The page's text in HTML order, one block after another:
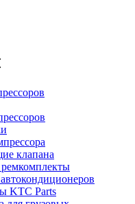
клапана
KTC Parts